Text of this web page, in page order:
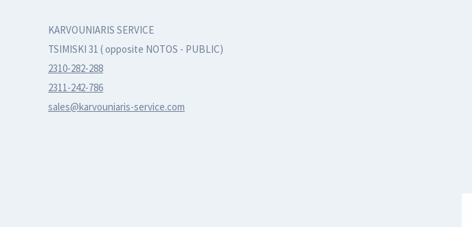
KARVOUNIARIS SERVICE
TSIMISKI 31 ( opposite NOTOS - PUBLIC)
2310-282-288
2311-242-786
sales@karvouniaris-service.com